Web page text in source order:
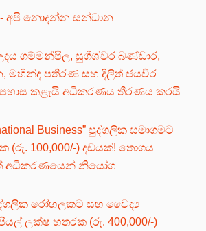
අපි නොදන්න සන්ධාන
ගම්මන්පිල, සුගීශ්වර බණ්ඩාර,
මහින්ද පතිරණ සහ දිලිත් ජයවීර
කළැයි අධිකරණය තීරණය කරයි
Business” පුද්ගලික සමාගමට
100,000/-) දඩයක්! තොගය
අධිකරණයෙන් නියෝග
රෝහලකට සහ වෛද්‍ය
ලක්ෂ හතරක (රු. 400,000/-)